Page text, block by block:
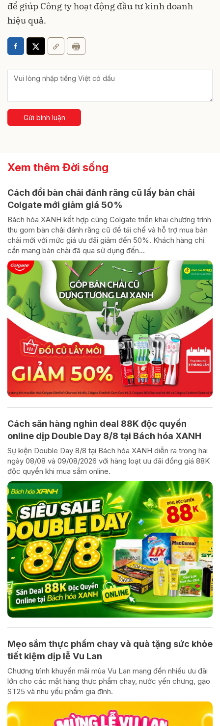
để giúp Công ty hoạt động đầu tư kinh doanh
hiệu quả.
Gửi bình luận
Xem thêm Đời sống
Cách đổi bàn chải đánh răng cũ lấy bàn chải
Colgate mới giảm giá 50%
Bách hóa XANH kết hợp cùng Colgate triển khai chương trình
thu gom bàn chải đánh răng cũ để tái chế và hỗ trợ mua bàn
chải mới với mức giá ưu đãi giảm đến 50%. Khách hàng chỉ
cần mang bàn chải đã qua sử dụng đến...
Cách săn hàng nghìn deal 88K độc quyền
online dịp Double Day 8/8 tại Bách hóa XANH
Sự kiện Double Day 8/8 tại Bách hóa XANH diễn ra trong hai
ngày 08/08 và 09/08/2026 với hàng loạt ưu đãi đồng giá 88K
độc quyền khi mua sắm online.
Mẹo sắm thực phẩm chay và quà tặng sức khỏe
tiết kiệm dịp lễ Vu Lan
Chương trình khuyến mãi mùa Vu Lan mang đến nhiều ưu đãi
lớn cho các mặt hàng thực phẩm chay, nước yến chưng, gạo
ST25 và nhu yếu phẩm gia đình.